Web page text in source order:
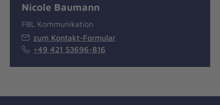
Nicole Baumann
FBL Kommunikation
zum Kontakt-Formular
+49 421 53696-816